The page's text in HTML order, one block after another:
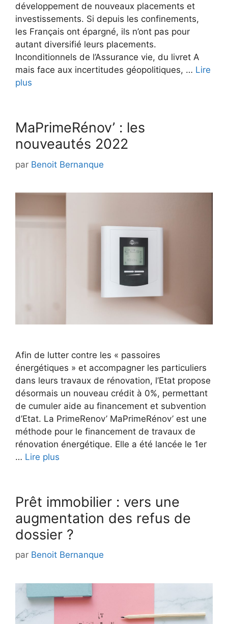
développement de nouveaux placements et
investissements. Si depuis les confinements,
les Français ont épargné, ils n’ont pas pour
autant diversifié leurs placements.
Inconditionnels de l’Assurance vie, du livret A
mais face aux incertitudes géopolitiques, … Lire
plus
MaPrimeRénov’ : les
nouveautés 2022
par Benoit Bernanque
Afin de lutter contre les « passoires
énergétiques » et accompagner les particuliers
dans leurs travaux de rénovation, l’Etat propose
désormais un nouveau crédit à 0%, permettant
de cumuler aide au financement et subvention
d’Etat. La PrimeRenov’ MaPrimeRénov’ est une
méthode pour le financement de travaux de
rénovation énergétique. Elle a été lancée le 1er
… Lire plus
Prêt immobilier : vers une
augmentation des refus de
dossier ?
par Benoit Bernanque